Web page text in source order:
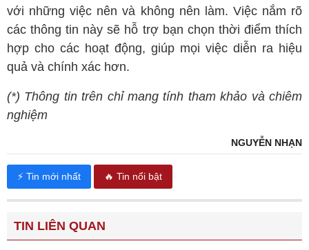
với những việc nên và không nên làm. Việc nắm rõ
các thông tin này sẽ hỗ trợ bạn chọn thời điểm thích
hợp cho các hoạt động, giúp mọi việc diễn ra hiệu
quả và chính xác hơn.
(*) Thông tin trên chỉ mang tính tham khảo và chiêm
nghiệm
NGUYỄN NHẠN
⚡ Tin mới nhất 🔥 Tin nổi bật
TIN LIÊN QUAN